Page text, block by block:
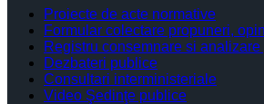
Proiecte de acte normative
Formular colectare propuneri,
Registru consemnare si
Dezbateri publice
Consultari interministeriale
Video Şedinţe publice